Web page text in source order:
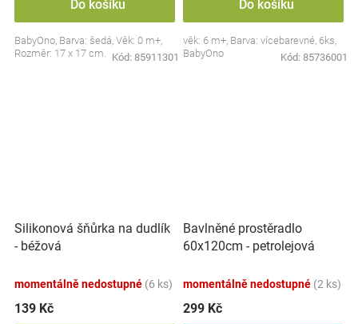
Do košíku
BabyOno, Barva: šedá, Věk: 0 m+,
Rozměr: 17 x 17 cm.
Kód: 85911301
Do košíku
věk: 6 m+, Barva: vícebarevné, 6ks,
BabyOno
Kód: 85736001
Silikonová šňůrka na dudlík
- béžová
momentálně nedostupné (6 ks)
139 Kč
Bavlněné prostěradlo
60x120cm - petrolejová
momentálně nedostupné (2 ks)
299 Kč